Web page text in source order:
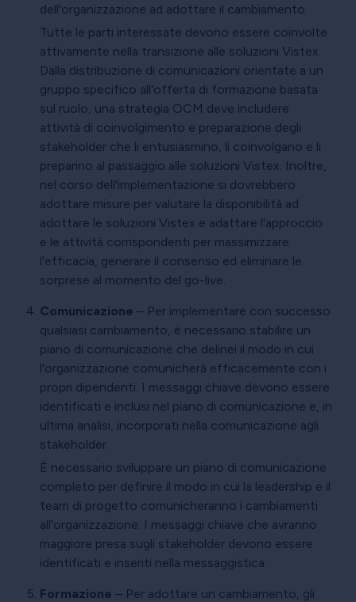
dell'organizzazione ad adottare il cambiamento.
Tutte le parti interessate devono essere coinvolte
attivamente nella transizione alle soluzioni Vistex.
Dalla distribuzione di comunicazioni orientate a un
gruppo specifico all'offerta di formazione basata
sul ruolo, una strategia OCM deve includere
attività di coinvolgimento e preparazione degli
stakeholder che li entusiasmino, li coinvolgano e li
preparino al passaggio alle soluzioni Vistex. Inoltre,
nel corso dell'implementazione si dovrebbero
adottare misure per valutare la disponibilità ad
adottare le soluzioni Vistex e adattare l'approccio
e le attività corrispondenti per massimizzare
l'efficacia, generare il consenso ed eliminare le
sorprese al momento del go-live.
Comunicazione – Per implementare con successo
qualsiasi cambiamento, è necessario stabilire un
piano di comunicazione che delinei il modo in cui
l'organizzazione comunicherà efficacemente con i
propri dipendenti. I messaggi chiave devono essere
identificati e inclusi nel piano di comunicazione e, in
ultima analisi, incorporati nella comunicazione agli
stakeholder.
È necessario sviluppare un piano di comunicazione
completo per definire il modo in cui la leadership e il
team di progetto comunicheranno i cambiamenti
all'organizzazione. I messaggi chiave che avranno
maggiore presa sugli stakeholder devono essere
identificati e inseriti nella messaggistica.
Formazione – Per adottare un cambiamento, gli